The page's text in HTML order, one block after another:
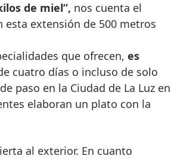
de miel”, nos cuenta el
extensión de 500 metros
que ofrecen, es
cuatro días o incluso de solo
paso en la Ciudad de La Luz en
elaboran un plato con la
al exterior. En cuanto